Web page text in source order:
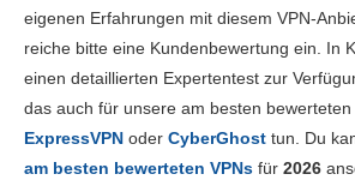
Hauptfunktionen 4.4
Installation und Apps 6.0
Zuverlässigkeit & Support 6.3
eigenen Erfahrungen mit diesem VPN-
reiche bitte eine Kundenbewertung ein. In
einen detaillierten Expertentest zur
das auch für unsere am besten bewerteten
ExpressVPN oder CyberGhost tun. Du
am besten bewerteten VPNs für 2026